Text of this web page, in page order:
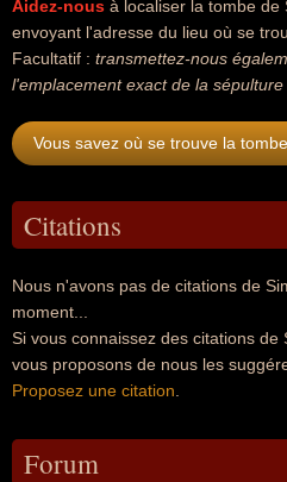
Aidez-nous à localiser la tombe de
envoyant l'adresse du lieu où se
Facultatif : transmettez-nous
l'emplacement exact de la
Vous savez où se trouve la
Citations
Nous n'avons pas de citations de
moment...
Si vous connaissez des citations
vous proposons de nous les
Proposez une citation
Forum